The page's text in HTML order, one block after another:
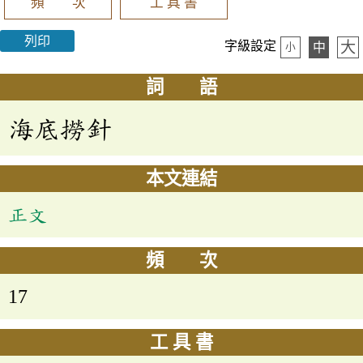
頻 次 工 具 書
列印 字級設定 小 中 大
詞 語
海底撈針
本文連結
正文
頻 次
17
工 具 書